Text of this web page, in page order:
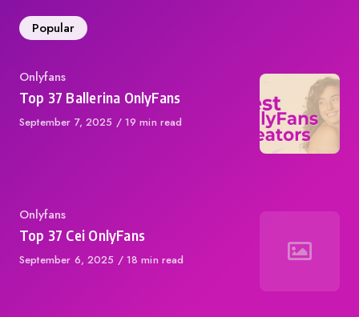
Popular
Category
Onlyfans
Top 37 Ballerina OnlyFans
Published
September 7, 2025 19 min read
Category
Onlyfans
Top 37 Cei OnlyFans
Published
September 6, 2025 18 min read